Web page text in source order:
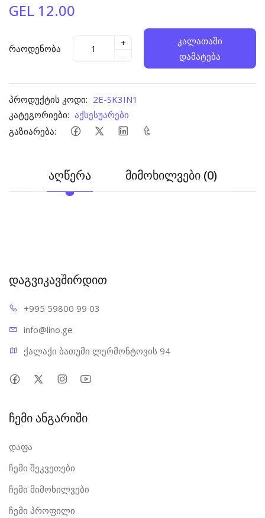
GEL 12.00
რაოდენობა
+
-
კალათაში
დამატება
პროდუქტის კოდი: 2E-SK3IN1
კატეგორიები: აქსესუარები
გაზიარება:
აღწერა მიმოხილვები (0)
დაგვიკავშირდით
+995 59800 99 03
info@lino.ge
ქალაქი ბათუმი ლერმონტოვის 94
ჩემი ანგარიში
დაფა
ჩემი შეკვეთები
ჩემი მიმოხილვები
ჩემი პროფილი